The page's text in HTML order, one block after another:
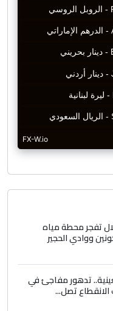
تفجر محطة مياه
ووادي الحجير
تدهور مفاجئ في
تصل...